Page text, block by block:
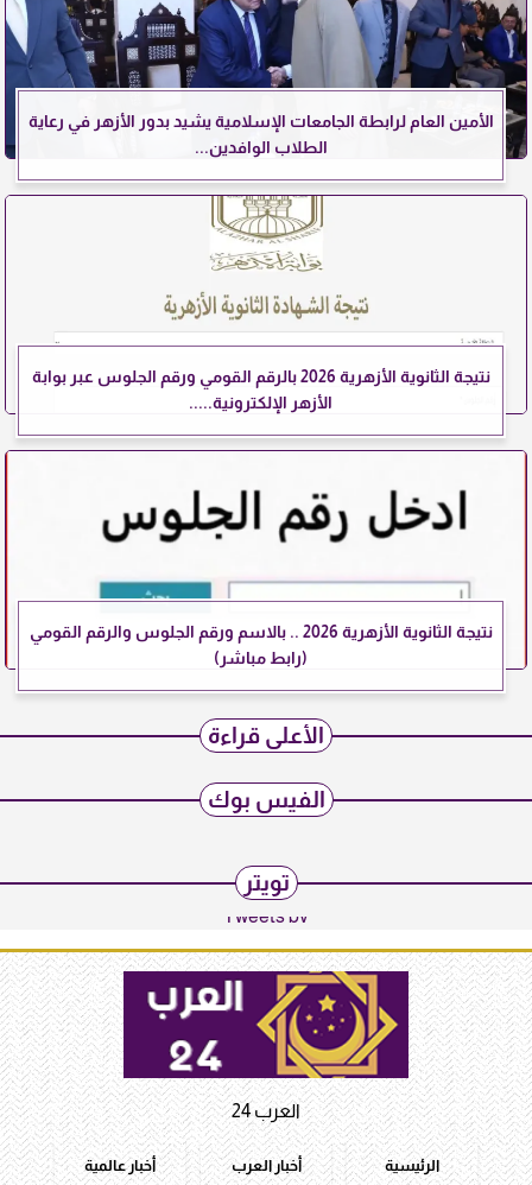
الأمين العام لرابطة الجامعات الإسلامية يشيد بدور الأزهر في رعاية
الطلاب الوافدين...
نتيجة الثانوية الأزهرية 2026 بالرقم القومي ورقم الجلوس عبر بوابة
الأزهر الإلكترونية.....
نتيجة الثانوية الأزهرية 2026 .. بالاسم ورقم الجلوس والرقم القومي
(رابط مباشر)
الأعلى قراءة
الفيس بوك
تويتر
Tweets by
العرب 24
الرئيسية أخبار العرب أخبار عالمية